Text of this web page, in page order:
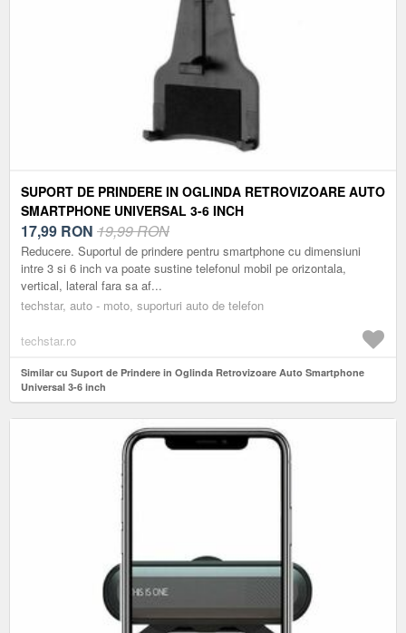
SUPORT DE PRINDERE IN OGLINDA RETROVIZOARE AUTO
SMARTPHONE UNIVERSAL 3-6 INCH
17,99 RON 19,99 RON
Reducere. Suportul de prindere pentru smartphone cu dimensiuni
intre 3 si 6 inch va poate sustine telefonul mobil pe orizontala,
vertical, lateral fara sa af...
techstar, auto - moto, suporturi auto de telefon
techstar.ro
Similar cu Suport de Prindere in Oglinda Retrovizoare Auto Smartphone
Universal 3-6 inch